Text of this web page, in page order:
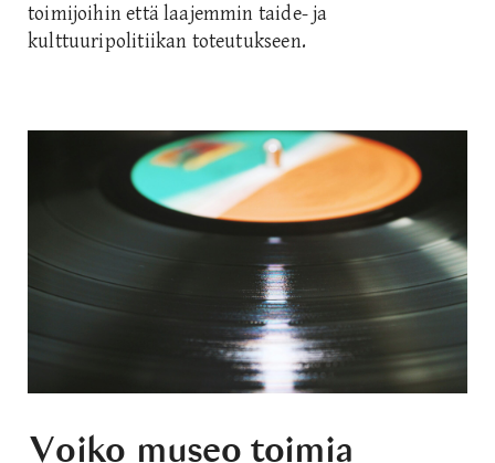
toimijoihin että laajemmin taide- ja
kulttuuripolitiikan toteutukseen.
Voiko museo toimia